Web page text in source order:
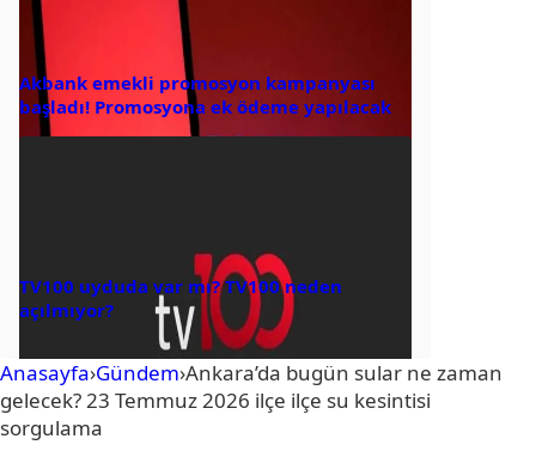
Akbank emekli promosyon kampanyası
başladı! Promosyona ek ödeme yapılacak
TV100 uyduda var mı? TV100 neden
açılmıyor?
Anasayfa›Gündem›Ankara’da bugün sular ne zaman
gelecek? 23 Temmuz 2026 ilçe ilçe su kesintisi
sorgulama